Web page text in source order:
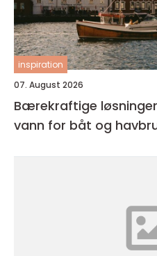
inspiration
07. August 2026
Bærekraftige
vann for båt og